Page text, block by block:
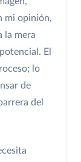
mi opinión,
la mera
El
lo
de
del